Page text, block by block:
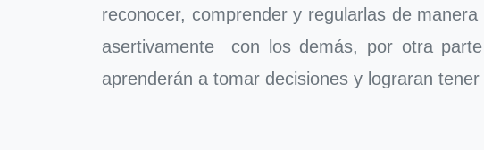
reconocer, comprender y regularlas de
asertivamente con los demás, por otra
aprenderán a tomar decisiones y lograran